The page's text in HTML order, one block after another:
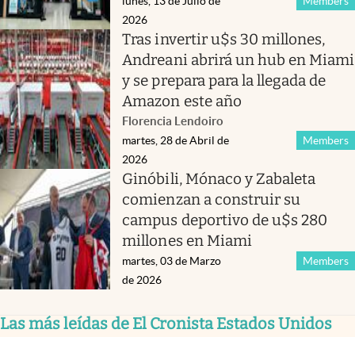
2026
Tras invertir u$s 30 millones,
Andreani abrirá un hub en Miami
y se prepara para la llegada de
Amazon este año
Florencia Lendoiro
Members
martes, 28 de Abril de
2026
Ginóbili, Mónaco y Zabaleta
comienzan a construir su
campus deportivo de u$s 280
millones en Miami
Members
martes, 03 de Marzo
de 2026
Las más leídas de El Cronista Estados Unidos